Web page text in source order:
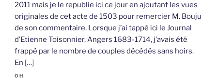
2011 mais je le republie ici ce jour en ajoutant les vues
originales de cet acte de 1503 pour remercier M. Bouju
de son commentaire. Lorsque j’ai tappé ici le Journal
d’Etienne Toisonnier, Angers 1683-1714, j’avais été
frappé par le nombre de couples décédés sans hoirs.
En […]
OH